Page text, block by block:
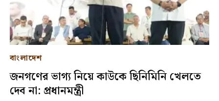
বাংলাদেশ
জনগণের ভাগ্য নিয়ে কাউকে ছিনিমিনি খেলতে
দেব না: প্রধানমন্ত্রী